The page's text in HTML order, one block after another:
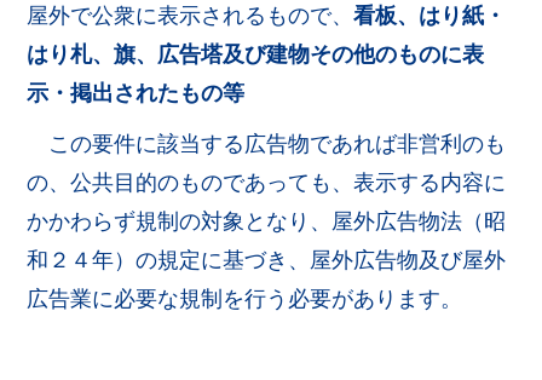
屋外で公衆に表示されるもので、看板、はり紙・
はり札、旗、広告塔及び建物その他のものに表
示・掲出されたもの等
この要件に該当する広告物であれば非営利のも
の、公共目的のものであっても、表示する内容に
かかわらず規制の対象となり、屋外広告物法（昭
和２４年）の規定に基づき、屋外広告物及び屋外
広告業に必要な規制を行う必要があります。